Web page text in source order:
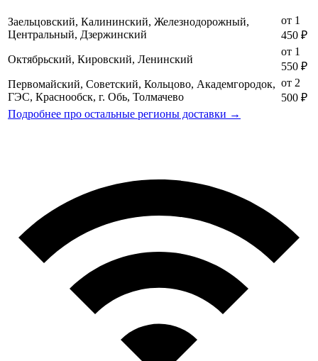
Заельцовский, Калининский, Железнодорожный,
Центральный, Дзержинский
от 1
450 ₽
Октябрьский, Кировский, Ленинский
от 1
550 ₽
Первомайский, Советский, Кольцово, Академгородок,
ГЭС, Краснообск, г. Обь, Толмачево
от 2
500 ₽
Подробнее про остальные регионы доставки →